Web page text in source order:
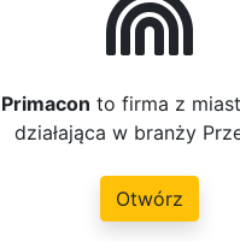
Primacon to firma z
działająca w branży
Otwórz